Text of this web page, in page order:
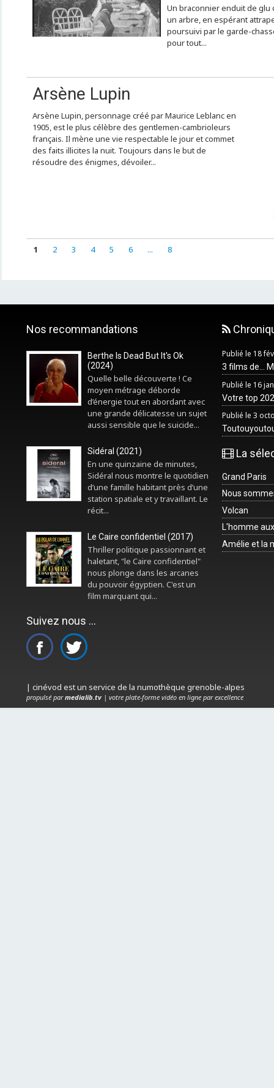
Un braconnier enduit de glu
un arbre, en espérant
poursuivi par le garde-
pour tout...
Arsène Lupin
Arsène Lupin, personnage créé par Maurice Leblanc en
1905, est le plus célèbre des gentlemen-cambrioleurs
français. Il mène une vie respectable le jour et commet
des faits illicites la nuit. Toujours dans le but de
résoudre des énigmes, dévoiler...
1 2 3 4 5 6 ... 8
Nos recommandations
Berthe Is Dead But It's Ok
(2024)
Quelle belle découverte ! Ce
moyen métrage déborde
d’énergie tout en abordant avec
une grande délicatesse un sujet
aussi sensible que le suicide...
Sidéral (2021)
En une quinzaine de minutes,
Sidéral nous montre le quotidien
d’une famille habitant près d’une
station spatiale et y travaillant. Le
récit...
Le Caire confidentiel (2017)
Thriller politique passionnant et
haletant, "le Caire confidentiel"
nous plonge dans les arcanes
du pouvoir égyptien. C'est un
film marquant qui...
Suivez nous ...
Publié le 18
3 films de...
Publié le 16
Votre top
Publié le 3
La
Grand Paris
Nous
Volcan
L'homme
Amélie et la
| cinévod est un service de la numothèque grenoble-alpes
propulsé parmedialib.tv| votre plate-forme vidéo en ligne par excellence